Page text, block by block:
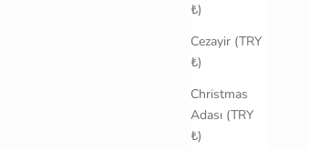
₺)
Cezayir (TRY
₺)
Christmas
Adası (TRY
₺)